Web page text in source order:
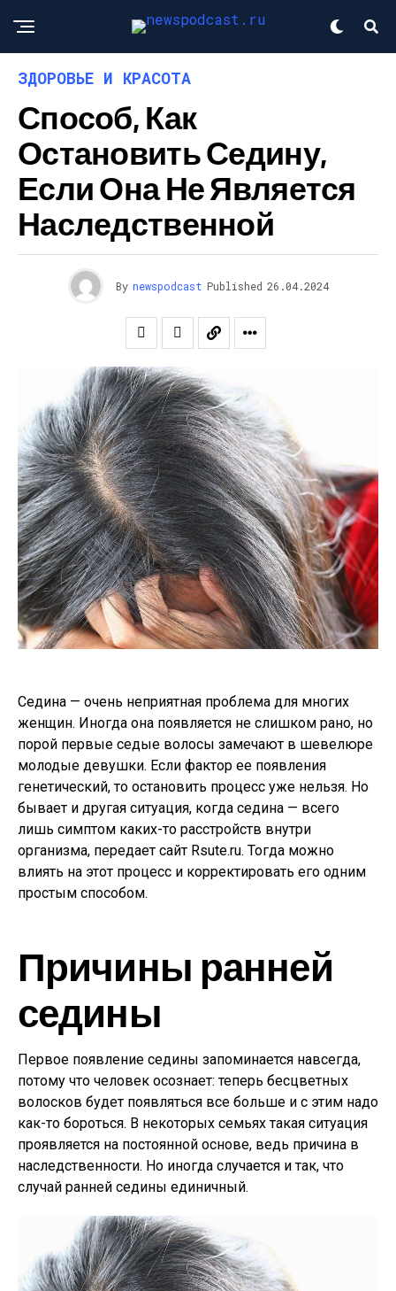
ЗДОРОВЬЕ И КРАСОТА
Способ, Как
Остановить Седину,
Если Она Не Является
Наследственной
By newspodcast Published 26.04.2024
Седина — очень неприятная проблема для многих
женщин. Иногда она появляется не слишком рано, но
порой первые седые волосы замечают в шевелюре
молодые девушки. Если фактор ее появления
генетический, то остановить процесс уже нельзя. Но
бывает и другая ситуация, когда седина — всего
лишь симптом каких-то расстройств внутри
организма, передает сайт Rsute.ru. Тогда можно
влиять на этот процесс и корректировать его одним
простым способом.
Причины ранней
седины
Первое появление седины запоминается навсегда,
потому что человек осознает: теперь бесцветных
волосков будет появляться все больше и с этим надо
как-то бороться. В некоторых семьях такая ситуация
проявляется на постоянной основе, ведь причина в
наследственности. Но иногда случается и так, что
случай ранней седины единичный.